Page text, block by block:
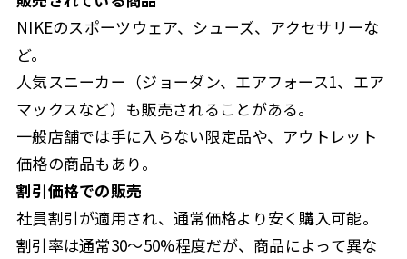
NIKEのスポーツウェア、シューズ、アクセサリーな
ど。
人気スニーカー（ジョーダン、エアフォース1、エア
マックスなど）も販売されることがある。
一般店舗では手に入らない限定品や、アウトレット
価格の商品もあり。
割引価格での販売
社員割引が適用され、通常価格より安く購入可能。
割引率は通常30〜50%程度だが、商品によって異な